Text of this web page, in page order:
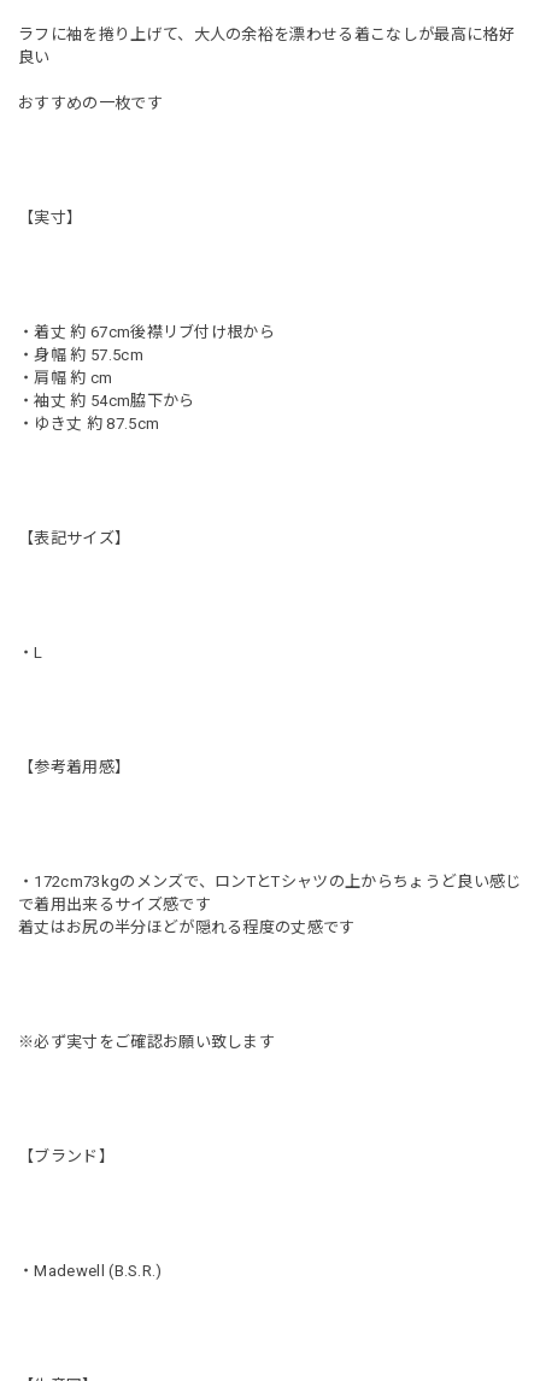
ラフに袖を捲り上げて、大人の余裕を漂わせる着こなしが最高に格好
良い
おすすめの一枚です
【実寸】
・着丈 約 67cm後襟リブ付け根から
・身幅 約 57.5cm
・肩幅 約 cm
・袖丈 約 54cm脇下から
・ゆき丈 約 87.5cm
【表記サイズ】
・L
【参考着用感】
・172cm73kgのメンズで、ロンTとTシャツの上からちょうど良い感じ
で着用出来るサイズ感です
着丈はお尻の半分ほどが隠れる程度の丈感です
※必ず実寸をご確認お願い致します
【ブランド】
・Madewell (B.S.R.)